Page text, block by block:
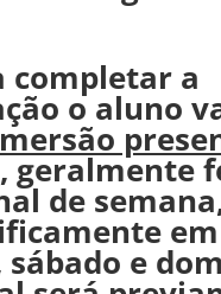
completar a
o aluno
, geralmente
de
sábado e